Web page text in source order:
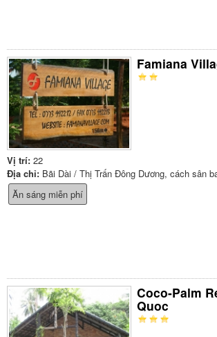
Famiana
Vị trí: 22
Địa chỉ: Bãi Dài / Thị Trấn Đông Dương, cách sân
Ăn sáng miễn phí
Coco-Palm
Quoc